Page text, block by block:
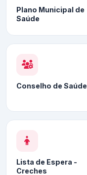
Plano Municipal de
Saúde
Conselho de Saúde
Lista de Espera -
Creches